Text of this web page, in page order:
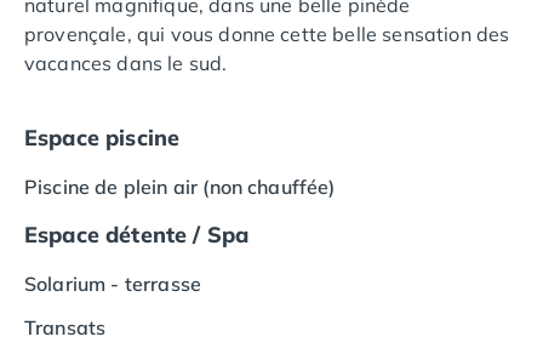
Camping Languedoc-Roussillon
Camping Aude
Camping Gruissan
Camping Sigean
Camping Aigues-Mortes
Camping Nîmes
Camping Hérault
Camping Béziers
naturel magnifique, dans une belle pinède
provençale, qui vous donne cette belle sensation des
vacances dans le sud.
Espace piscine
Piscine de plein air (non chauffée)
Espace détente / Spa
Solarium - terrasse
Transats